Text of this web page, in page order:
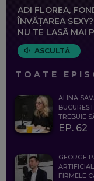
ADI FLOREA,
ÎNVĂȚAREA
NU TE LASĂ MAI
ASCULTĂ
TOATE
ALINA
TREBUIE
EP. 62
GEORGE
FIRMELE